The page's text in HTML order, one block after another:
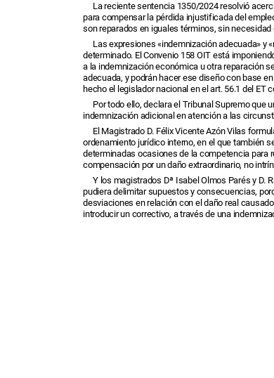
La reciente sentencia 1350/2024 resolvió
para compensar la pérdida injustificada del
son reparados en iguales términos, sin
Las expresiones «indemnización adecuada» y
determinado. El Convenio 158 OIT está
a la indemnización económica u otra reparación
adecuada, y podrán hacer ese diseño con base
hecho el legislador nacional en el art. 56.1 del ET
Por todo ello, declara el Tribunal Supremo que
indemnización adicional en atención a las
El Magistrado D. Félix Vicente Azón Vilas
ordenamiento jurídico interno, en el que también
determinadas ocasiones de la competencia para
compensación por un daño extraordinario, no
Y los magistrados Dª Isabel Olmos Parés y D.
pudiera delimitar supuestos y consecuencias,
desviaciones en relación con el daño real
introducir un correctivo, a través de una